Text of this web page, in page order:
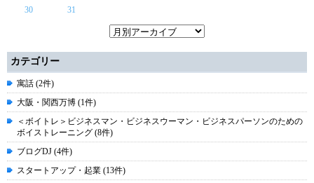
30
31
カテゴリー
寓話 (2件)
大阪・関西万博 (1件)
＜ボイトレ＞ビジネスマン・ビジネスウーマン・ビジネスパーソンのための
ボイストレーニング (8件)
ブログDJ (4件)
スタートアップ・起業 (13件)